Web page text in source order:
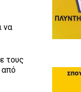
να
τους
από